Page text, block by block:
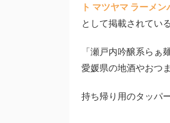
ト マツヤマ ラーメン
として掲載されてい
「瀬戸内吟醸系らぁ
愛媛県の地酒やおつ
持ち帰り用のタッパ